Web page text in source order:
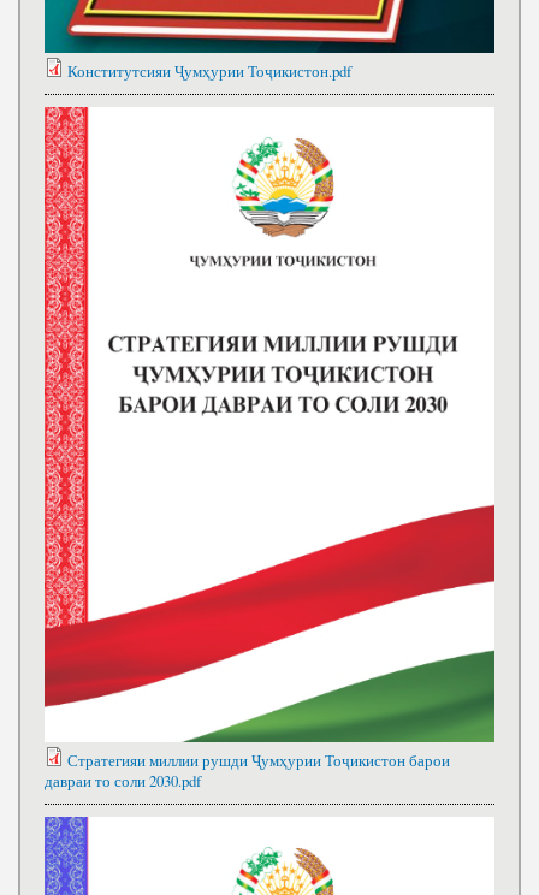
Конститутсияи Ҷумҳурии Тоҷикистон.pdf
Стратегияи миллии рушди Ҷумҳурии Тоҷикистон барои
давраи то соли 2030.pdf